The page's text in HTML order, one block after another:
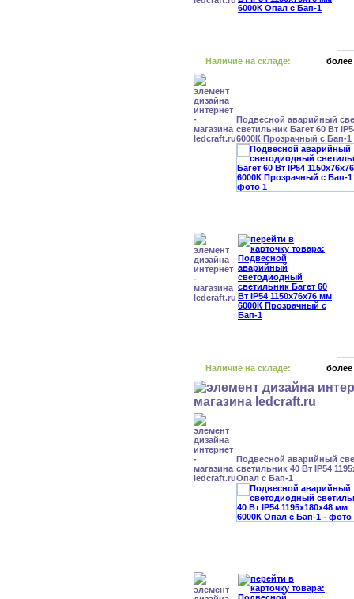
Наличие на складе: более
Подвесной аварийный
светильник Багет 60 Вт
6000К Прозрачный с Бап-1
Наличие на складе: более
Подвесной аварийный
светильник 40 Вт IP54
Опал с Бап-1